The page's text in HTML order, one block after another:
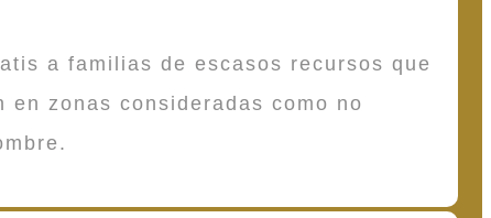
a familias de escasos recursos que
zonas consideradas como no